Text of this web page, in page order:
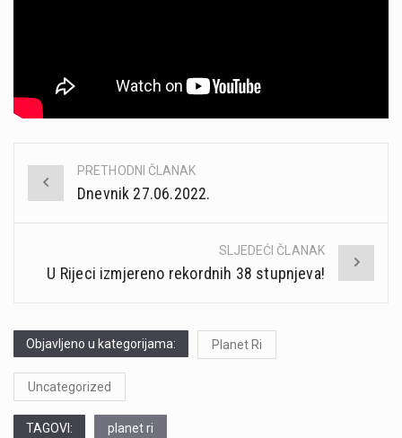
Post
PRETHODNI ČLANAK
Dnevnik 27.06.2022.
SLJEDEĆI ČLANAK
U Rijeci izmjereno rekordnih 38 stupnjeva!
Objavljeno u kategorijama: Planet Ri
Uncategorized
TAGOVI: planet ri